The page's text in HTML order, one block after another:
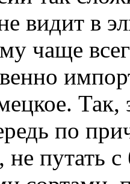
видит в
чаще
по
не путать